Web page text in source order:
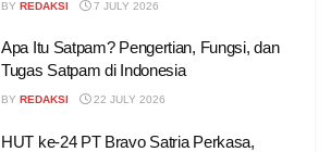
BY REDAKSI 7 JULY 2026
Apa Itu Satpam? Pengertian, Fungsi, dan
Tugas Satpam di Indonesia
BY REDAKSI 22 JULY 2026
HUT ke-24 PT Bravo Satria Perkasa,